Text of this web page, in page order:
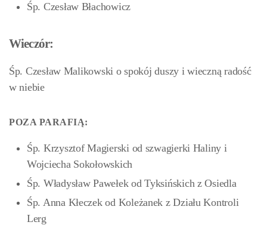
Śp. Czesław Błachowicz
Wieczór:
Śp. Czesław Malikowski o spokój duszy i wieczną radość
w niebie
POZA PARAFIĄ:
Śp. Krzysztof Magierski od szwagierki Haliny i
Wojciecha Sokołowskich
Śp. Władysław Pawełek od Tyksińskich z Osiedla
Śp. Anna Kłeczek od Koleżanek z Działu Kontroli
Lerg